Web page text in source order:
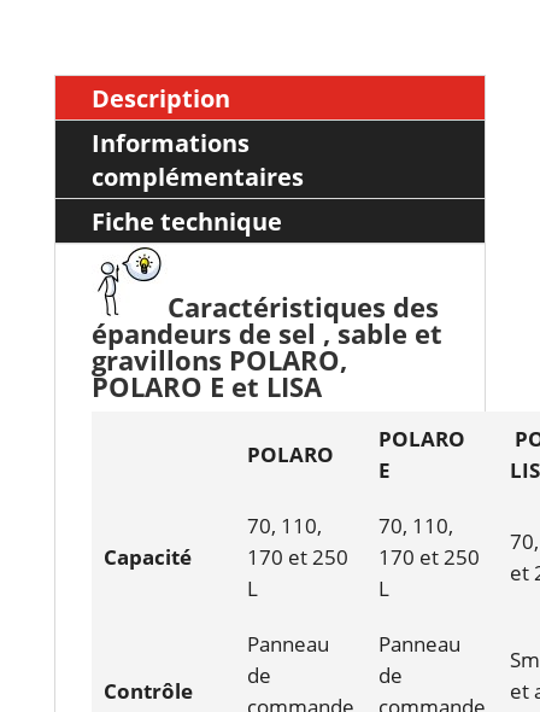
Description
Informations
complémentaires
Fiche technique
Caractéristiques des
épandeurs de sel , sable et
gravillons POLARO,
POLARO E et LISA
POLARO
POLARO
E
Capacité
70, 110,
170 et 250
L
70, 110,
170 et 250
L
et
Contrôle
Panneau
de
commande
Panneau
de
commande
et